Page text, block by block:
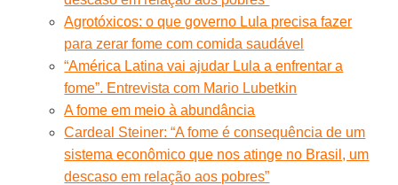
Agrotóxicos: o que governo Lula precisa fazer
para zerar fome com comida saudável
“América Latina vai ajudar Lula a enfrentar a
fome”. Entrevista com Mario Lubetkin
A fome em meio à abundância
Cardeal Steiner: “A fome é consequência de um
sistema econômico que nos atinge no Brasil, um
descaso em relação aos pobres”